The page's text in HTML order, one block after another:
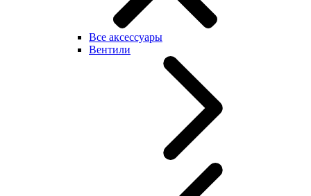
Все аксессуары
Вентили